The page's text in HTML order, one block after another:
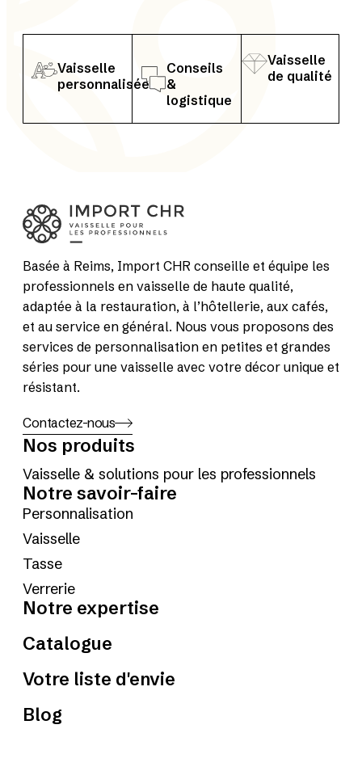
Vaisselle
personnalisée
Conseils
&
logistique
Vaisselle
de qualité
Basée à Reims, Import CHR conseille et équipe les
professionnels en vaisselle de haute qualité,
adaptée à la restauration, à l’hôtellerie, aux cafés,
et au service en général. Nous vous proposons des
services de personnalisation en petites et grandes
séries pour une vaisselle avec votre décor unique et
résistant.
Contactez-nous
Nos produits
Vaisselle & solutions pour les professionnels
Notre savoir-faire
Personnalisation
Vaisselle
Tasse
Verrerie
Notre expertise
Catalogue
Votre liste d'envie
Blog